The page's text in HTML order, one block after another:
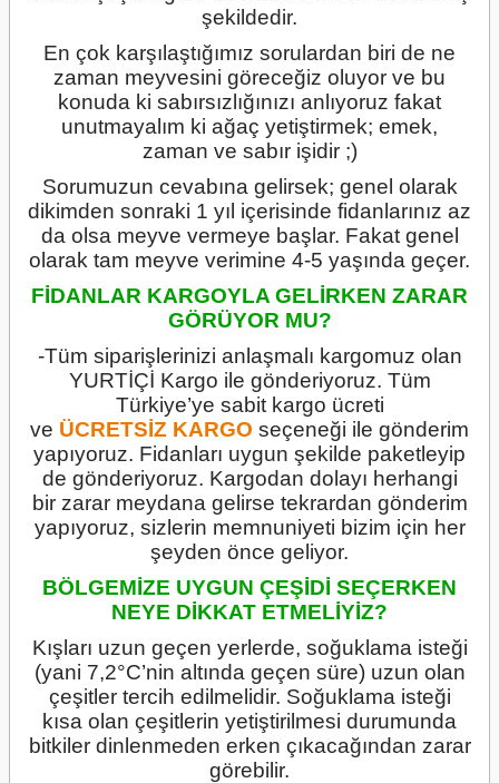
şekildedir.
En çok karşılaştığımız sorulardan biri de ne
zaman meyvesini göreceğiz oluyor ve bu
konuda ki sabırsızlığınızı anlıyoruz fakat
unutmayalım ki ağaç yetiştirmek; emek,
zaman ve sabır işidir ;)
Sorumuzun cevabına gelirsek; genel olarak
dikimden sonraki 1 yıl içerisinde fidanlarınız az
da olsa meyve vermeye başlar. Fakat genel
olarak tam meyve verimine 4-5 yaşında geçer.
FİDANLAR KARGOYLA GELİRKEN ZARAR
GÖRÜYOR MU?
-Tüm siparişlerinizi anlaşmalı kargomuz olan
YURTİÇİ Kargo ile gönderiyoruz. Tüm
Türkiye’ye sabit kargo ücreti
ve ÜCRETSİZ KARGO seçeneği ile gönderim
yapıyoruz. Fidanları uygun şekilde paketleyip
de gönderiyoruz. Kargodan dolayı herhangi
bir zarar meydana gelirse tekrardan gönderim
yapıyoruz, sizlerin memnuniyeti bizim için her
şeyden önce geliyor.
BÖLGEMİZE UYGUN ÇEŞİDİ SEÇERKEN
NEYE DİKKAT ETMELİYİZ?
Kışları uzun geçen yerlerde, soğuklama isteği
(yani 7,2°C’nin altında geçen süre) uzun olan
çeşitler tercih edilmelidir. Soğuklama isteği
kısa olan çeşitlerin yetiştirilmesi durumunda
bitkiler dinlenmeden erken çıkacağından zarar
görebilir.